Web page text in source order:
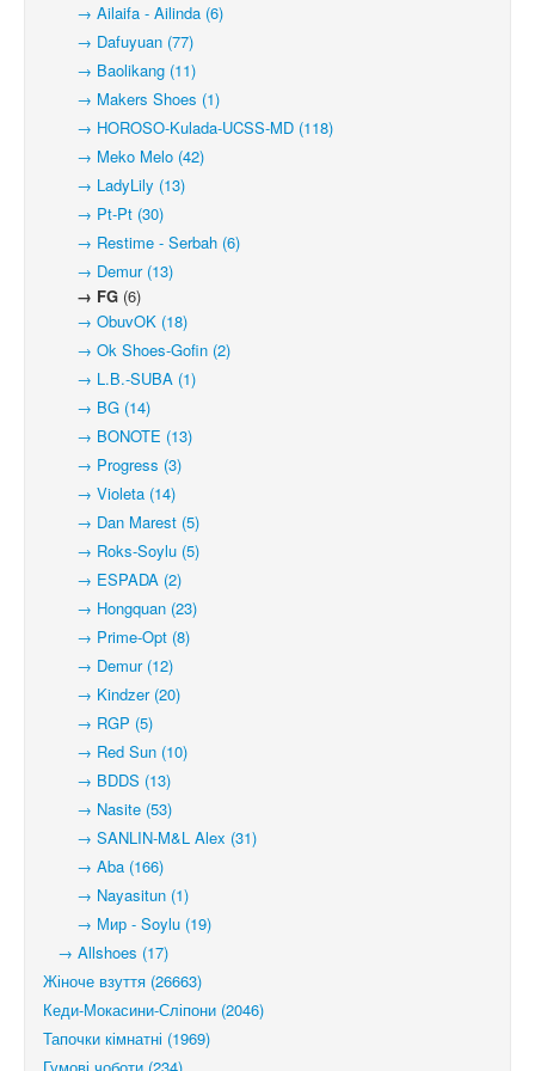
→ Ailaifa - Ailinda (6)
→ Dafuyuan (77)
→ Baolikang (11)
→ Makers Shoes (1)
→ HOROSO-Kulada-UCSS-MD (118)
→ Meko Melo (42)
→ LadyLily (13)
→ Pt-Pt (30)
→ Restime - Serbah (6)
→ Demur (13)
→ FG (6)
→ ObuvOK (18)
→ Ok Shoes-Gofin (2)
→ L.B.-SUBA (1)
→ BG (14)
→ BONOTE (13)
→ Progress (3)
→ Violeta (14)
→ Dan Marest (5)
→ Roks-Soylu (5)
→ ESPADA (2)
→ Hongquan (23)
→ Prime-Opt (8)
→ Demur (12)
→ Kindzer (20)
→ RGP (5)
→ Red Sun (10)
→ BDDS (13)
→ Nasite (53)
→ SANLIN-M&L Alex (31)
→ Aba (166)
→ Nayasitun (1)
→ Мир - Soylu (19)
→ Allshoes (17)
Жіноче взуття (26663)
Кеди-Мокасини-Сліпони (2046)
Тапочки кімнатні (1969)